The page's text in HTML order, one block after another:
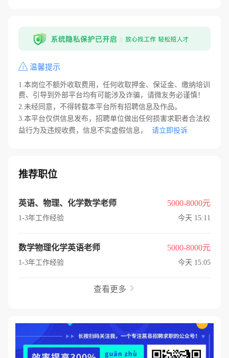
温馨提示
1.本岗位不额外收取费用，任何收取押金、保证金、缴纳培训
费、引导到外部平台均有可能涉及诈骗，请微友务必谨慎！
2.未经同意，不得转载本平台所有招聘信息及作品。
3.本平台仅供信息发布，招聘单位做出任何损害求职者合法权
益行为及违规收费，信息不实虚假信息，
请立即投诉
推荐职位
英语、物理、化学数学老师 5000-8000元
1-3年工作经验 今天 15:11
数学物理化学英语老师 5000-8000元
1-3年工作经验 今天 15:05
查看更多 